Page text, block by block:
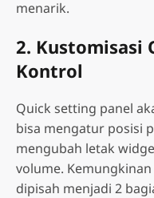
menarik.
2. Kustomisasi
Kontrol
Quick setting panel
bisa mengatur posisi
mengubah letak
volume.
dipisah menjadi 2